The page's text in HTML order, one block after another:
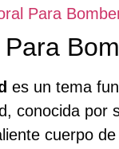
Para
es un tema
conocida
cuerpo